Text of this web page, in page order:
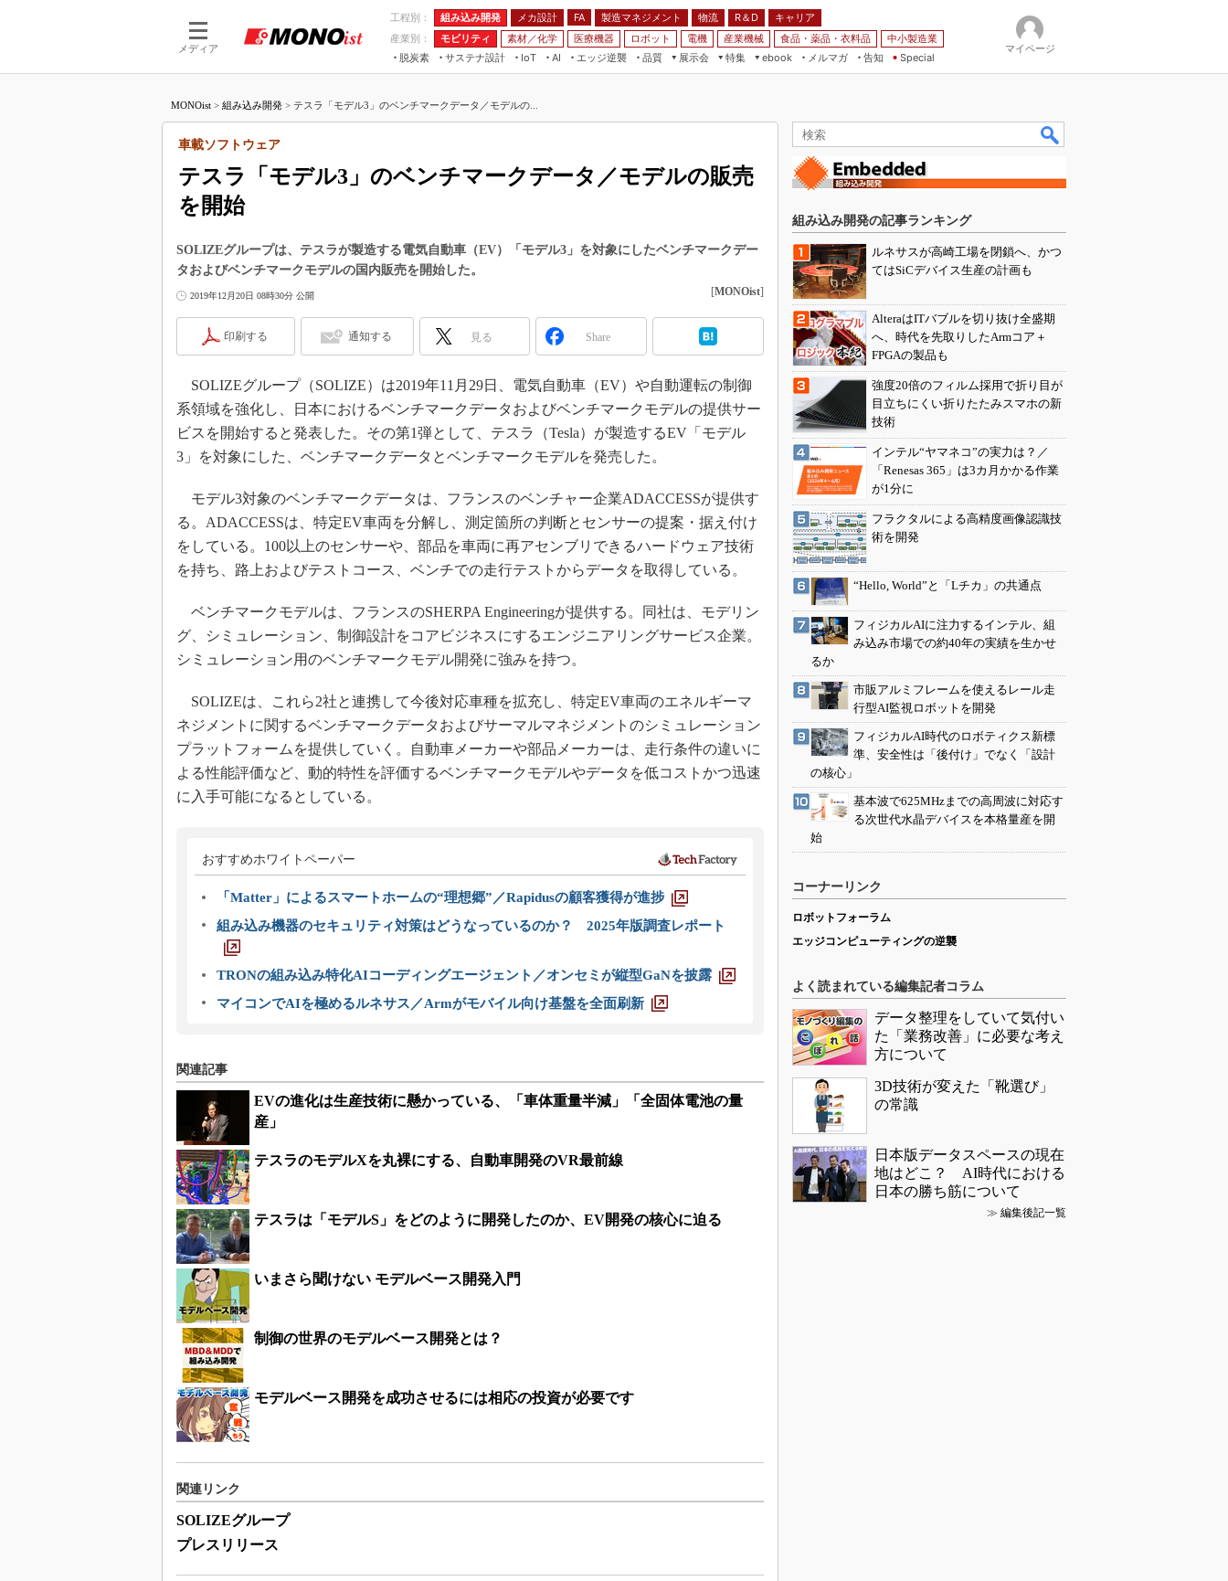
メディア
工程別： 組み込み開発 メカ設計 FA 製造マネジメント 物流 R＆D
キャリア
産業別：
モビリティ 素材／化学 医療機器 ロボット 電機 産業機械 食品・薬品・衣料品
中小製造業
脱炭素
サステナ設計
IoT
つながる工場
AI
AI×設備保全
エッジ逆襲 品質
展示会
JIMTOF
IIFES
TECHNO-FRONTIER
スマート工場EXPO
EdgeTech+
産業オープンネット展
特集
フィールドサービス
組み込み画像技術
車載ソフト開発
ISO26262
無償設計ツール
3Dプリンタ
デジタルツインとCAE
インダストリー4.0
イノベーション
製造業ビッグデータ
植物工場
知財マネジメント
海外生産
グローバル設計・開発
制御セキュリティ
新型コロナへの対応
ebook
FA
モビリティ
メルマガ
告知 Special
マイページ
MONOist > 組み込み開発 > テスラ「モデル3」のベンチマークデータ／モデルの...
テスラ「モデル3」のベンチマークデータ／モデルの販売
を開始
車載ソフトウェア
SOLIZEグループは、テスラが製造する電気自動車（EV）「モデル3」を対象にしたベンチマークデー
タおよびベンチマークモデルの国内販売を開始した。
2019年12月20日 08時30分 公開 [MONOist]
印刷する 通知する 見る Share
SOLIZEグループ（SOLIZE）は2019年11月29日、電気自動車（EV）や自動運転の制御
系領域を強化し、日本におけるベンチマークデータおよびベンチマークモデルの提供サー
ビスを開始すると発表した。その第1弾として、テスラ（Tesla）が製造するEV「モデル
3」を対象にした、ベンチマークデータとベンチマークモデルを発売した。
モデル3対象のベンチマークデータは、フランスのベンチャー企業ADACCESSが提供す
る。ADACCESSは、特定EV車両を分解し、測定箇所の判断とセンサーの提案・据え付け
をしている。100以上のセンサーや、部品を車両に再アセンブリできるハードウェア技術
を持ち、路上およびテストコース、ベンチでの走行テストからデータを取得している。
ベンチマークモデルは、フランスのSHERPA Engineeringが提供する。同社は、モデリン
グ、シミュレーション、制御設計をコアビジネスにするエンジニアリングサービス企業。
シミュレーション用のベンチマークモデル開発に強みを持つ。
SOLIZEは、これら2社と連携して今後対応車種を拡充し、特定EV車両のエネルギーマ
ネジメントに関するベンチマークデータおよびサーマルマネジメントのシミュレーション
プラットフォームを提供していく。自動車メーカーや部品メーカーは、走行条件の違いに
よる性能評価など、動的特性を評価するベンチマークモデルやデータを低コストかつ迅速
に入手可能になるとしている。
おすすめホワイトペーパー
「Matter」によるスマートホームの“理想郷”／Rapidusの顧客獲得が進捗
組み込み機器のセキュリティ対策はどうなっているのか？ 2025年版調査レポート
TRONの組み込み特化AIコーディングエージェント／オンセミが縦型GaNを披露
マイコンでAIを極めるルネサス／Armがモバイル向け基盤を全面刷新
関連記事
EVの進化は生産技術に懸かっている、「車体重量半減」「全固体電池の量
産」
テスラのモデルXを丸裸にする、自動車開発のVR最前線
テスラは「モデルS」をどのように開発したのか、EV開発の核心に迫る
いまさら聞けない モデルベース開発入門
制御の世界のモデルベース開発とは？
モデルベース開発を成功させるには相応の投資が必要です
関連リンク
SOLIZEグループ
プレスリリース
組み込み開発の記事ランキング
ルネサスが高崎工場を閉鎖へ、かつ
てはSiCデバイス生産の計画も
AlteraはITバブルを切り抜け全盛期
へ、時代を先取りしたArmコア＋
FPGAの製品も
強度20倍のフィルム採用で折り目が
目立ちにくい折りたたみスマホの新
技術
インテル“ヤマネコ”の実力は？／
「Renesas 365」は3カ月かかる作業
が1分に
フラクタルによる高精度画像認識技
術を開発
“Hello, World”と「Lチカ」の共通点
フィジカルAIに注力するインテル、組
み込み市場での約40年の実績を生かせ
るか
市販アルミフレームを使えるレール走
行型AI監視ロボットを開発
フィジカルAI時代のロボティクス新標
準、安全性は「後付け」でなく「設計
の核心」
基本波で625MHzまでの高周波に対応す
る次世代水晶デバイスを本格量産を開
始
コーナーリンク
ロボットフォーラム
エッジコンピューティングの逆襲
よく読まれている編集記者コラム
データ整理をしていて気付い
た「業務改善」に必要な考え
方について
3D技術が変えた「靴選び」
の常識
日本版データスペースの現在
地はどこ？ AI時代における
日本の勝ち筋について
≫ 編集後記一覧